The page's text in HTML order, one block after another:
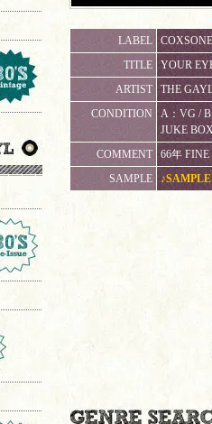
LABEL
TITLE
YOUR
ARTIST
THE
CONDITION
A：VG /
JUKE
COMMENT
66年
SAMPLE
♪SAMPLE